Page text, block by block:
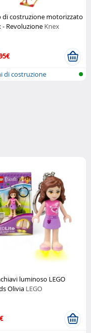
di costruzione motorizzato
- Revoluzione Knex
di costruzione
luminoso LEGO
Olivia LEGO